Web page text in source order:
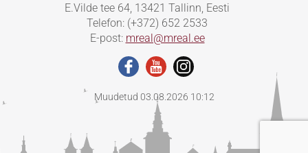
E.Vilde tee 64, 13421 Tallinn, Eesti
Telefon: (+372) 652 2533
E-post: mreal@mreal.ee
Muudetud 03.08.2026 10:12